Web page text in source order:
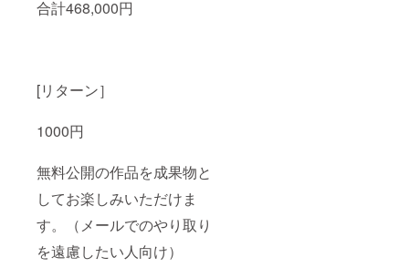
合計468,000円
[リターン］
1000円
無料公開の作品を成果物と
してお楽しみいただけま
す。（メールでのやり取り
を遠慮したい人向け）